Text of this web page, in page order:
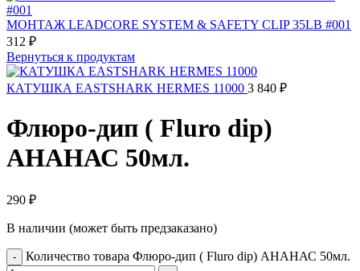
МОНТАЖ LEADCORE SYSTEM & SAFETY CLIP 35LB #001
312 ₽
Вернуться к продуктам
КАТУШКА EASTSHARK HERMES 11000 3 840 ₽
Флюро-дип ( Fluro dip)
АНАНАС 50мл.
290 ₽
В наличии (может быть предзаказано)
Количество товара Флюро-дип ( Fluro dip) АНАНАС 50мл.